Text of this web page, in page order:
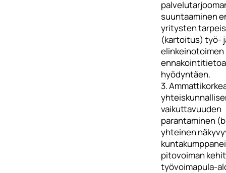
suuntaaminen
yritysten
(kartoitus) työ-
elinkeinotoimen
ennakointitietoa
hyödyntäen.
3.
vaikuttavuuden
parantaminen
yhteinen
pitovoiman
työvoimapula-